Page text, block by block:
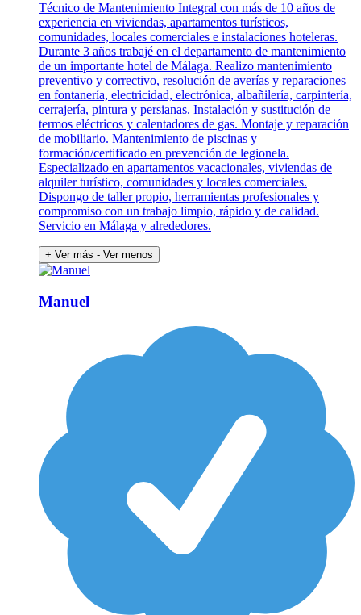
Técnico de Mantenimiento Integral con más de 10 años de
experiencia en viviendas, apartamentos turísticos,
comunidades, locales comerciales e instalaciones hoteleras.
Durante 3 años trabajé en el departamento de mantenimiento
de un importante hotel de Málaga. Realizo mantenimiento
preventivo y correctivo, resolución de averías y reparaciones
en fontanería, electricidad, electrónica, albañilería, carpintería,
cerrajería, pintura y persianas. Instalación y sustitución de
termos eléctricos y calentadores de gas. Montaje y reparación
de mobiliario. Mantenimiento de piscinas y
formación/certificado en prevención de legionela.
Especializado en apartamentos vacacionales, viviendas de
alquiler turístico, comunidades y locales comerciales.
Dispongo de taller propio, herramientas profesionales y
compromiso con un trabajo limpio, rápido y de calidad.
Servicio en Málaga y alrededores.
+ Ver más - Ver menos
Manuel